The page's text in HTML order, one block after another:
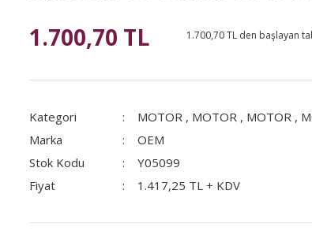
1.700,70 TL 1.700,70 TL den başlayan
Kategori MOTOR , MOTOR , MOTOR ,
Marka
OEM
Stok Kodu
Y05099
Fiyat
1.417,25 TL + KDV